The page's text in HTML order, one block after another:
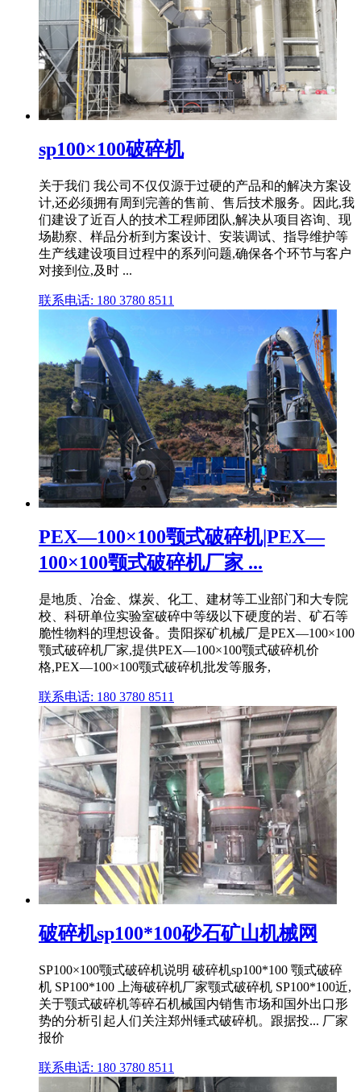
sp100×100破碎机
关于我们 我公司不仅仅源于过硬的产品和的解决方案设
计,还必须拥有周到完善的售前、售后技术服务。因此,我
们建设了近百人的技术工程师团队,解决从项目咨询、现
场勘察、样品分析到方案设计、安装调试、指导维护等
生产线建设项目过程中的系列问题,确保各个环节与客户
对接到位,及时 ...
联系电话: 180 3780 8511
PEX—100×100颚式破碎机|PEX—
100×100颚式破碎机厂家 ...
是地质、冶金、煤炭、化工、建材等工业部门和大专院
校、科研单位实验室破碎中等级以下硬度的岩、矿石等
脆性物料的理想设备。贵阳探矿机械厂是PEX—100×100
颚式破碎机厂家,提供PEX—100×100颚式破碎机价
格,PEX—100×100颚式破碎机批发等服务,
联系电话: 180 3780 8511
破碎机sp100*100砂石矿山机械网
SP100×100颚式破碎机说明 破碎机sp100*100 颚式破碎
机 SP100*100 上海破碎机厂家颚式破碎机 SP100*100近,
关于颚式破碎机等碎石机械国内销售市场和国外出口形
势的分析引起人们关注郑州锤式破碎机。跟据投... 厂家
报价
联系电话: 180 3780 8511